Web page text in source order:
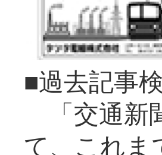
■過去記事
「交通新
て、これま